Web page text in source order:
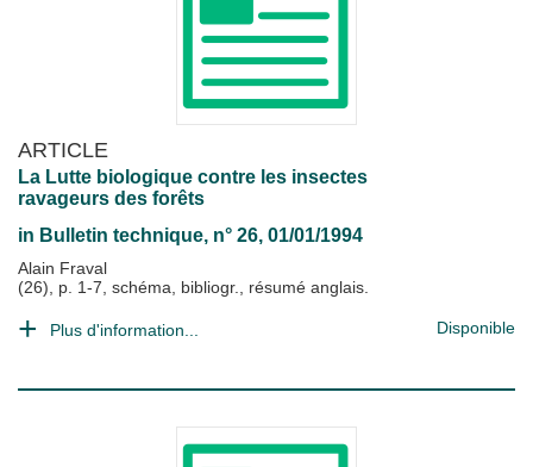
ARTICLE
La Lutte biologique contre les insectes
ravageurs des forêts
in Bulletin technique, n° 26, 01/01/1994
Alain Fraval
(26), p. 1-7, schéma, bibliogr., résumé anglais.
Plus d'information... Disponible